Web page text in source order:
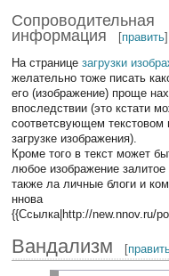
Сопроводительная
информация
[править]
На страницезагрузки
желательно тоже писать
его (изображение) проще
впоследствии (это кстати
соответсвующем текстовом
загрузке изображения).
Кроме того в текст может
любое изображение залитое
также ла личные блоги и
ннова
{{Ссылка|http://new.nnov.ru/
Вандализм [